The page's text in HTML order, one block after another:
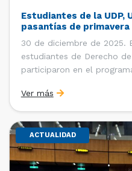
Estudiantes de la UDP,
pasantías de primavera
30 de diciembre de 2025.
estudiantes de Derecho
participaron en el
de Santiago (CCS). Entre
diciembre realizaron su
Ver más
ACTUALIDAD